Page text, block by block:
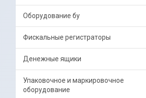
Оборудование бу
Фискальные регистраторы
Денежные ящики
Упаковочное и маркировочное
оборудование